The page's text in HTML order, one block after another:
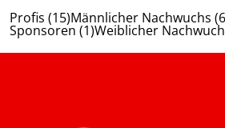
Profis (15)Männlicher Nachwuchs
Sponsoren (1)Weiblicher